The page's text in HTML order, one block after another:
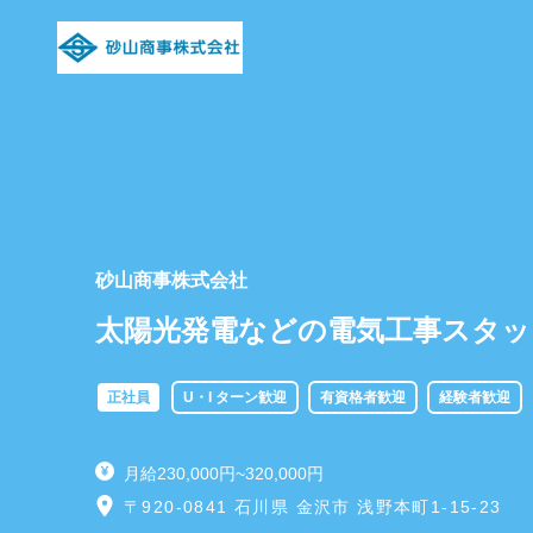
砂山商事株式会社
太陽光発電などの電気工事スタ
正社員 U・I ターン歓迎 有資格者歓迎 経験者歓迎
月給230,000円~320,000円
〒920-0841 石川県 金沢市 浅野本町1-15-23